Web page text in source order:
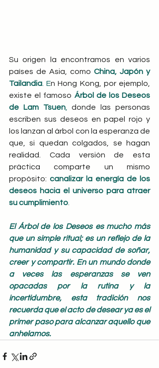
Su origen la encontramos en varios
países de Asia, como China, Japón y
Tailandia . En Hong Kong, por ejemplo,
existe el famoso Árbol de los Deseos
de Lam Tsuen,
donde las personas
escriben sus deseos en papel rojo y
los lanzan al árbol con la esperanza de
que, si quedan colgados, se hagan
realidad. Cada versión de esta
práctica comparte un mismo
propósito: canalizar la energía de los
deseos hacia el universo para atraer
su cumplimiento
El Árbol de los Deseos es mucho más
que un simple ritual; es un reflejo de la
humanidad y su capacidad de soñar,
creer y compartir. En un mundo donde
a veces las esperanzas se ven
opacadas por la rutina y la
incertidumbre, esta tradición nos
recuerda que el acto de desear ya es el
primer paso para alcanzar aquello que
anhelamos.